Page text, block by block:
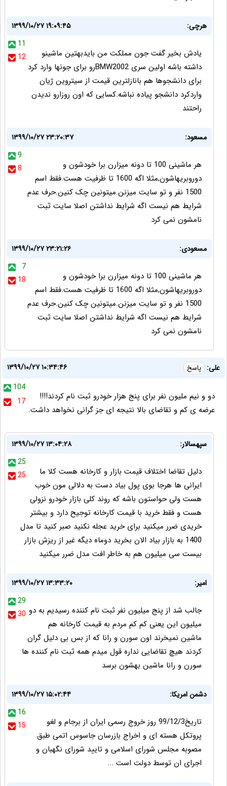
هرچی:
۱۳۹۹/۱۰/۲۷ ۱۹:۰۹:۴۵
11
12
یادش بخیر گفت جون مملکت من بایدبهتین ماشینو
داشته باشه اولین سری BMW2002رو برای جونها وارد کرد
برای دانشجوها هم بانازلترین قیمت از سیتروین ژیان
واردکرد دانشجو پیاده نباشه.کسایی که اون روزارو ندیدن
راحتند
مسعود:
۱۳۹۹/۱۰/۲۷ ۲۳:۲۰:۳۷
9
8
هر ماشینی 100 تا دونه میزارن برا خودشون و
دوروبریهاشون,مثلا اگه 1600 تا ظرفیت هست.فقط اسم
1500 نفر و تو سایت میزنن.میتونین چک کنین.حرف عدم
شرایط هم نیست اگه شرایط نداشتن اصلا سایت ثبت
نامشون نمی کرد
مسعودی:
۱۳۹۹/۱۰/۲۷ ۲۳:۲۱:۲۶
7
18
هر ماشینی 100 تا دونه میزارن برا خودشون و
دوروبریهاشون,مثلا اگه 1600 تا ظرفیت هست.فقط اسم
1500 نفر و تو سایت میزنن.میتونین چک کنین.حرف عدم
شرایط هم نیست اگه شرایط نداشتن اصلا سایت ثبت
نامشون نمی کرد
علی: پاسخ
۱۳۹۹/۱۰/۲۷ ۱۰:۳۴:۴۶
104
17
دو و نیم ملیون نفر برای پنج هزار خودرو ثبت نام کردند!!!!
عرضه ی کم و تقاضای بالا نتیجه ای جز گرانی نخواهد داشت.
سپهسالار:
۱۳۹۹/۱۰/۲۷ ۱۳:۰۴:۲۸
25
25
دلیل تقاضا اختلاف قیمت بازار و کارخانه هست کلا ما
ایرانی ها هرجا بوی پول بیاد دست به دلالی مون خوب
هست ولی حواستون باشه که روند کلی بازار خودرو نزولی
هست و فقط خرید با قیمت کارخانه توجیح دارد و بیشتر
خریدی ضرر میکنید برای خرید عجله نکنید صبر کنید تا مدل
1400 به بازار بیاد الان بخرید دوماه دیگه غیر از ریزش بازار
بیست سی میلیون هم به خاطر افت مدل ضرر میکنید
امیر:
۱۳۹۹/۱۰/۲۷ ۱۳:۳۳:۲۰
29
30 جالب شد از پنج میلیون نفر ثبت نام کننده رسیدیم به دو
میلیون این یعنی کم کم مردم به قیمت کارخانه هم
ماشین نمیخرند اون سورن و رانا که از بس بی دلیل گران
کردند هیچ تقاضایی نداره قول میدم همه ثبت نام کننده ها
سورن و رانا ماشین بهشون برسد
دشمن امریکا:
۱۳۹۹/۱۰/۲۷ ۱۵:۰۲:۴۴
16
15
تاریخ99/12/3 روز خروج رسمی ایران از برجام و لغو
پروتکل هسته ای و اخراج بازرسان جاسوس اتمی طبق
مصوبه مجلس شورای اسلامی و تایید شورای نگهبان و
اجرای ان توسط دولت است ...